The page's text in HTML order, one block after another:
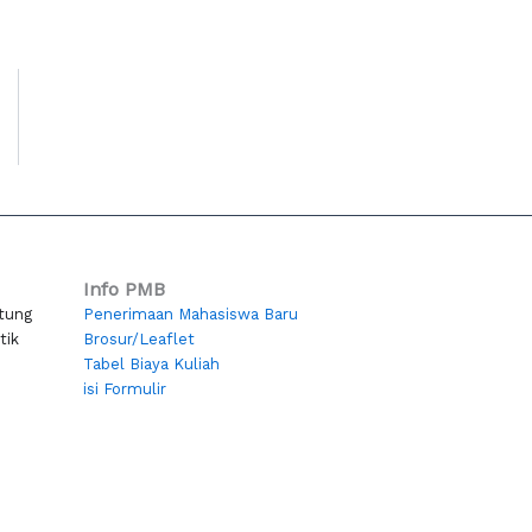
Info PMB
Penerimaan Mahasiswa Baru
Brosur/Leaflet
Tabel Biaya Kuliah
isi Formulir